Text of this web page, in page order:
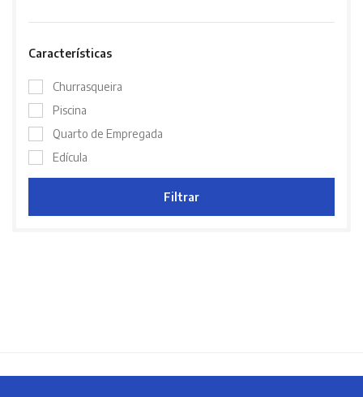
Características
Churrasqueira
Piscina
Quarto de Empregada
Edícula
Filtrar